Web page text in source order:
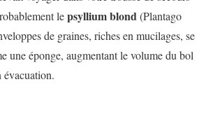
lepsyllium blond(Plantago
de graines, riches en mucilages, se
une éponge, augmentant le volume du bol